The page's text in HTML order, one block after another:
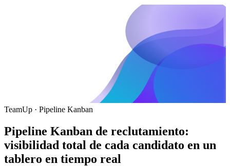
TeamUp · Pipeline Kanban
Pipeline Kanban de reclutamiento:
visibilidad total de cada candidato en un
tablero en tiempo real